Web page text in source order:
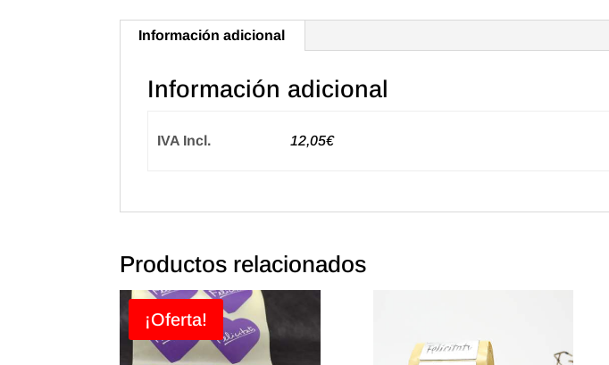
Información adicional
Información adicional
IVA Incl. 12,05€
Productos relacionados
¡Oferta!